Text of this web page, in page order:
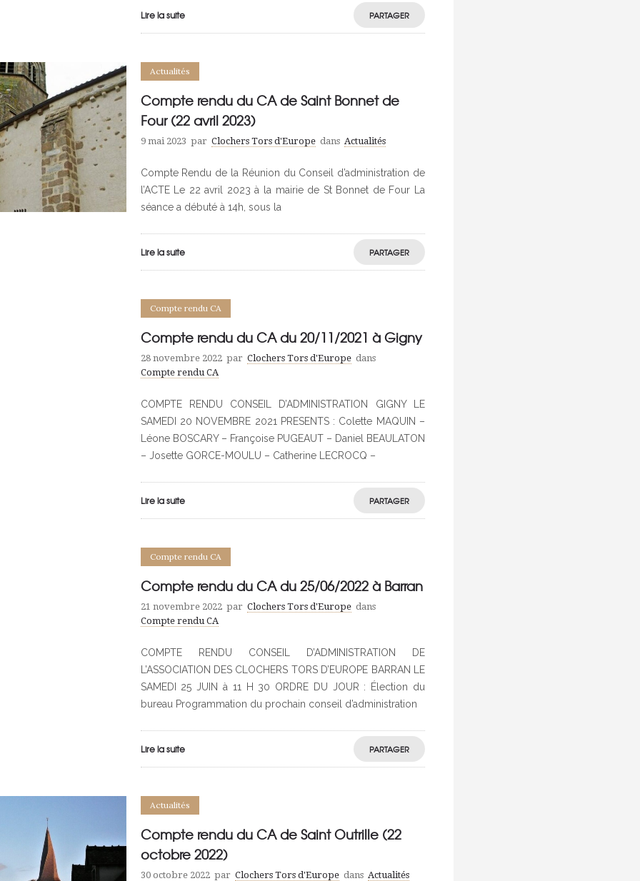
Lire la suite PARTAGER
Actualités
Compte rendu du CA de Saint Bonnet de
Four (22 avril 2023)
9 mai 2023 par Clochers Tors d'Europe dans Actualités
Compte Rendu de la Réunion du Conseil d’administration de
l’ACTE Le 22 avril 2023 à la mairie de St Bonnet de Four La
séance a débuté à 14h, sous la
Lire la suite PARTAGER
Compte rendu CA
Compte rendu du CA du 20/11/2021 à Gigny
28 novembre 2022 par Clochers Tors d'Europe dans
Compte rendu CA
COMPTE RENDU CONSEIL D’ADMINISTRATION GIGNY LE
SAMEDI 20 NOVEMBRE 2021 PRESENTS : Colette MAQUIN –
Léone BOSCARY – Françoise PUGEAUT – Daniel BEAULATON
– Josette GORCE-MOULU – Catherine LECROCQ –
Lire la suite PARTAGER
Compte rendu CA
Compte rendu du CA du 25/06/2022 à Barran
21 novembre 2022 par Clochers Tors d'Europe dans
Compte rendu CA
COMPTE RENDU CONSEIL D’ADMINISTRATION DE
L’ASSOCIATION DES CLOCHERS TORS D’EUROPE BARRAN LE
SAMEDI 25 JUIN à 11 H 30 ORDRE DU JOUR : Élection du
bureau Programmation du prochain conseil d’administration
Lire la suite PARTAGER
Actualités
Compte rendu du CA de Saint Outrille (22
octobre 2022)
30 octobre 2022 par Clochers Tors d'Europe dans Actualités